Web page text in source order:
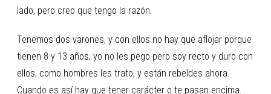
lado, pero creo que tengo la razón.
Tenemos dos varones, y con ellos no hay que aflojar porque
tienen 8 y 13 años, yo no les pego pero soy recto y duro con
ellos, como hombres les trato, y están rebeldes ahora.
Cuando es así hay que tener carácter o te pasan encima.